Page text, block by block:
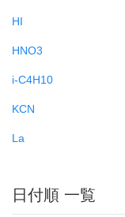
HI
HNO3
i-C4H10
KCN
La
日付順 一覧